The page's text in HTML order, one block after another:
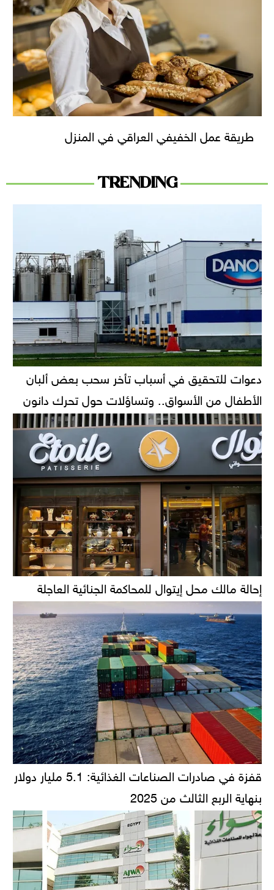
طريقة عمل الخفيفي العراقي في المنزل
TRENDING
دعوات للتحقيق في أسباب تأخر سحب بعض ألبان
الأطفال من الأسواق.. وتساؤلات حول تحرك دانون
إحالة مالك محل إيتوال للمحاكمة الجنائية العاجلة
قفزة في صادرات الصناعات الغذائية: 5.1 مليار دولار
بنهاية الربع الثالث من 2025